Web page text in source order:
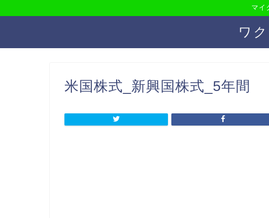
マイ
ワ
米国株式_新興国株式_5年間